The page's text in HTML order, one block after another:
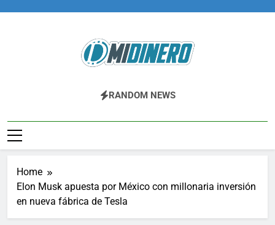
Midinero.co
Fintech, Criptomonedas
RANDOM NEWS
Home
Elon Musk apuesta por México con millonaria inversión
en nueva fábrica de Tesla